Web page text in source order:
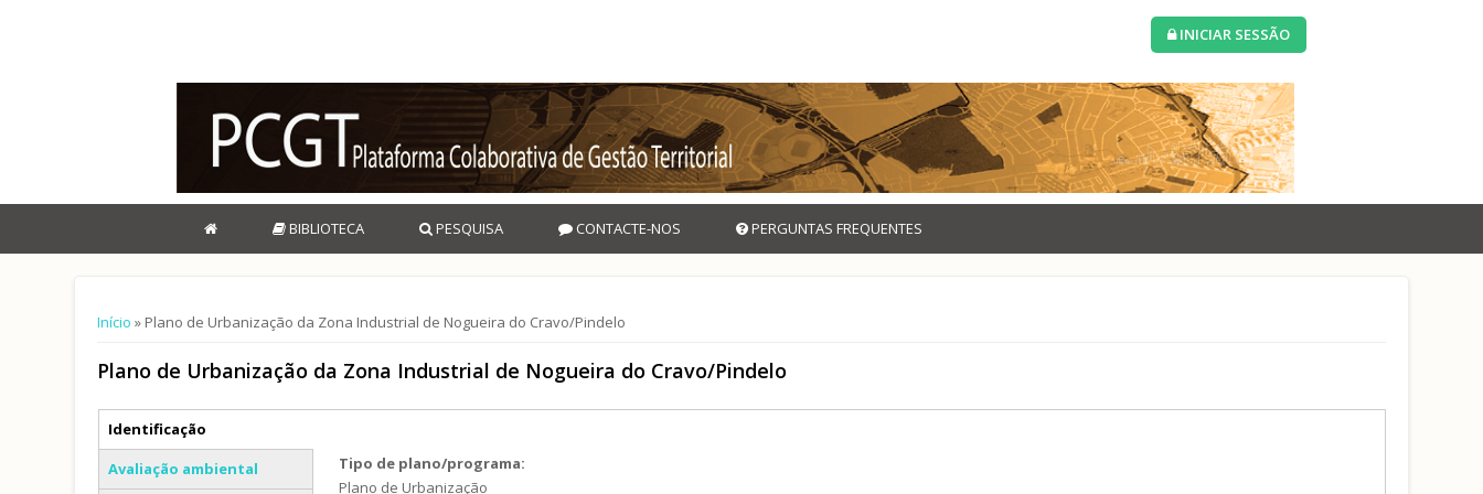
INICIAR SESSÃO
BIBLIOTECA PESQUISA CONTACTE-NOS PERGUNTAS FREQUENTES
Está aqui
Início » Plano de Urbanização da Zona Industrial de Nogueira do Cravo/Pindelo
Plano de Urbanização da Zona Industrial de Nogueira do Cravo/Pindelo
Separadores verticais
Identificação
(separador ativo)
Avaliação ambiental
Tipo de plano/programa:
Plano de Urbanização